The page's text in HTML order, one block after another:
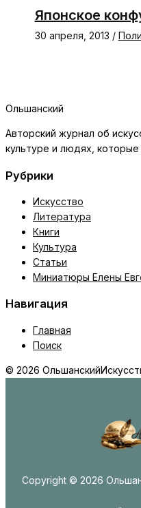
Японское
30 апреля, 2013 /
Ольшанский
Авторский журнал об
культуре и людях,
Рубрики
Искусство
Литература
Книги
Культура
Статьи
Миниатюры Елены
Навигация
Главная
Поиск
© 2026 Ольшанский
Copyright © 2026